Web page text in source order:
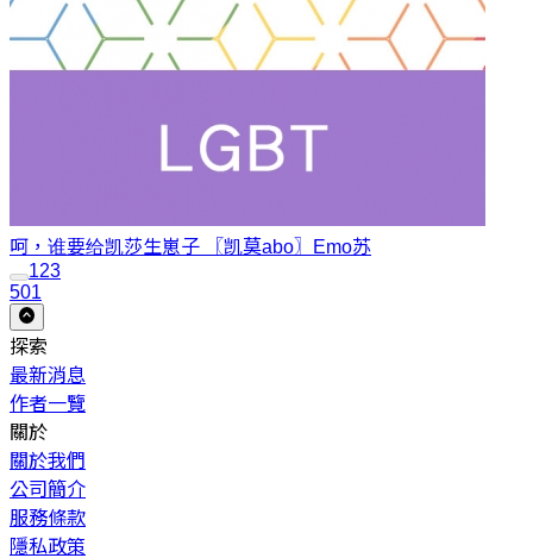
呵，谁要给凯莎生崽子 〖凯莫abo〗
Emo苏
123
501
探索
最新消息
作者一覽
關於
關於我們
公司簡介
服務條款
隱私政策